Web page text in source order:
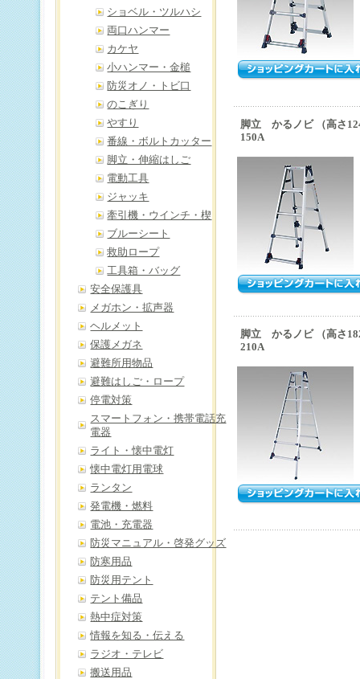
脚立 かるノビ （高さ
150A
脚立 かるノビ （高さ
210A
ショベル・ツルハシ
両口ハンマー
カケヤ
小ハンマー・金槌
防災オノ・トビ口
のこぎり
やすり
番線・ボルトカッター
脚立・伸縮はしご
電動工具
ジャッキ
牽引機・ウインチ・楔
ブルーシート
救助ロープ
工具箱・バッグ
安全保護具
メガホン・拡声器
ヘルメット
保護メガネ
避難所用物品
避難はしご・ロープ
停電対策
スマートフォン・携帯電話充
電器
ライト・懐中電灯
懐中電灯用電球
ランタン
発電機・燃料
電池・充電器
防災マニュアル・啓発グッズ
防寒用品
防災用テント
テント備品
熱中症対策
情報を知る・伝える
ラジオ・テレビ
搬送用品